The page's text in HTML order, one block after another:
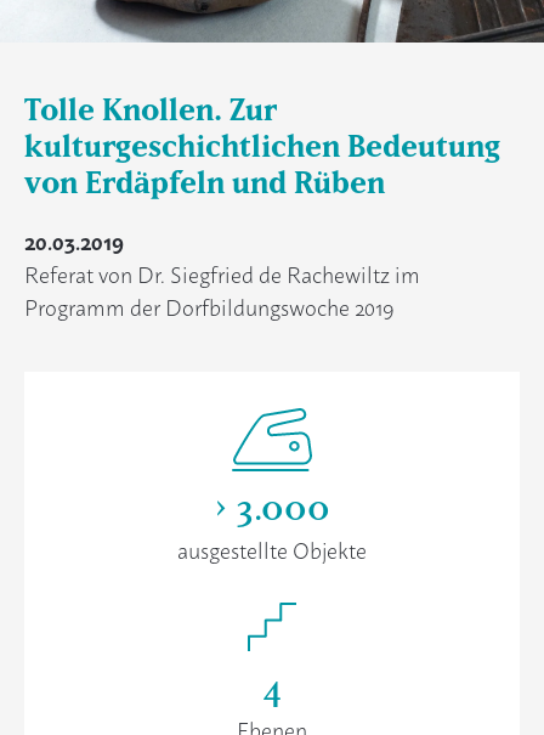
Tolle Knollen. Zur
kulturgeschichtlichen Bedeutung
von Erdäpfeln und Rüben
20.03.2019
Referat von Dr. Siegfried de Rachewiltz im
Programm der Dorfbildungswoche 2019
> 3.000
ausgestellte Objekte
4